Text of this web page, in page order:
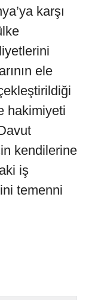
karşı
ele
hakimiyeti
kendilerine
iş
temenni